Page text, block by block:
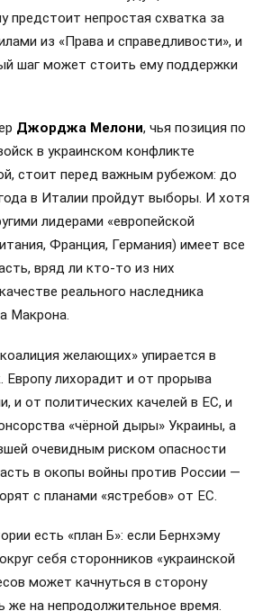
предстоит непростая схватка за
из «Права и справедливости», и
шаг может стоить ему поддержки
Джорджа Мелони, чья позиция по
в украинском конфликте
стоит перед важным рубежом: до
в Италии пройдут выборы. И хотя
лидерами «европейской
Франция, Германия) имеет все
вряд ли кто-то из них
реального наследника
Макрона.
желающих» упирается в
Европу лихорадит и от прорыва
и от политических качелей в ЕС, и
«чёрной дыры» Украины, а
очевидным риском опасности
в окопы войны против России —
с планами «ястребов» от ЕС.
есть «план Б»: если Бернхэму
себя сторонников «украинской
может качнуться в сторону
же на непродолжительное время.